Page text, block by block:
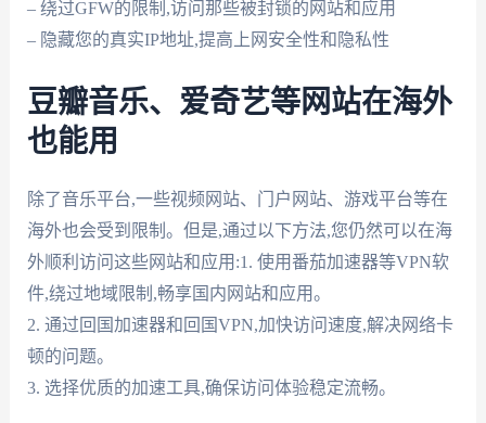
– 绕过GFW的限制,访问那些被封锁的网站和应用
– 隐藏您的真实IP地址,提高上网安全性和隐私性
豆瓣音乐、爱奇艺等网站在海外
也能用
除了音乐平台,一些视频网站、门户网站、游戏平台等在
海外也会受到限制。但是,通过以下方法,您仍然可以在海
外顺利访问这些网站和应用:1. 使用番茄加速器等VPN软
件,绕过地域限制,畅享国内网站和应用。
2. 通过回国加速器和回国VPN,加快访问速度,解决网络卡
顿的问题。
3. 选择优质的加速工具,确保访问体验稳定流畅。